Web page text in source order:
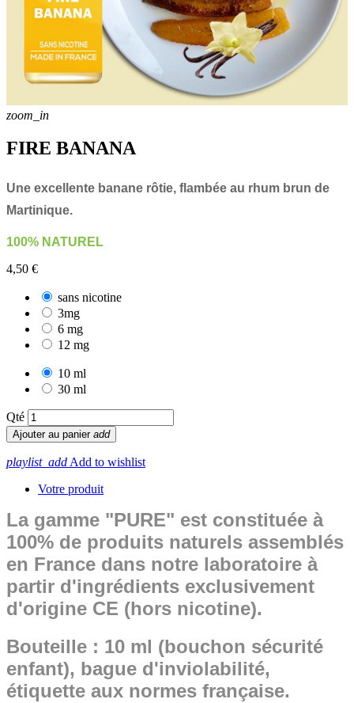
zoom_in
FIRE BANANA
Une excellente banane rôtie, flambée au rhum brun de
Martinique.
100% NATUREL
4,50 €
sans nicotine
3mg
6 mg
12 mg
10 ml
30 ml
Qté
Ajouter au panier add
playlist_add Add to wishlist
Votre produit
La gamme "PURE" est constituée à
100% de produits naturels assemblés
en France dans notre laboratoire à
partir d'ingrédients exclusivement
d'origine CE (hors nicotine).
Bouteille : 10 ml (bouchon sécurité
enfant), bague d'inviolabilité,
étiquette aux normes française.